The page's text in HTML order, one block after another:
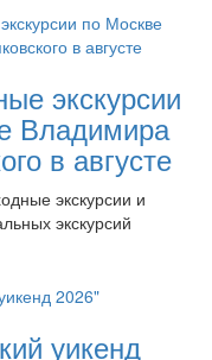
экскурсии
Владимира
в августе
экскурсии и
экскурсий
уикенд